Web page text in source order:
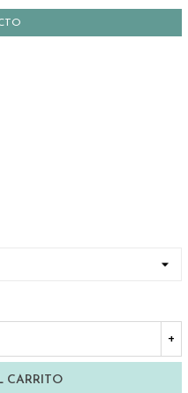
+
CARRITO